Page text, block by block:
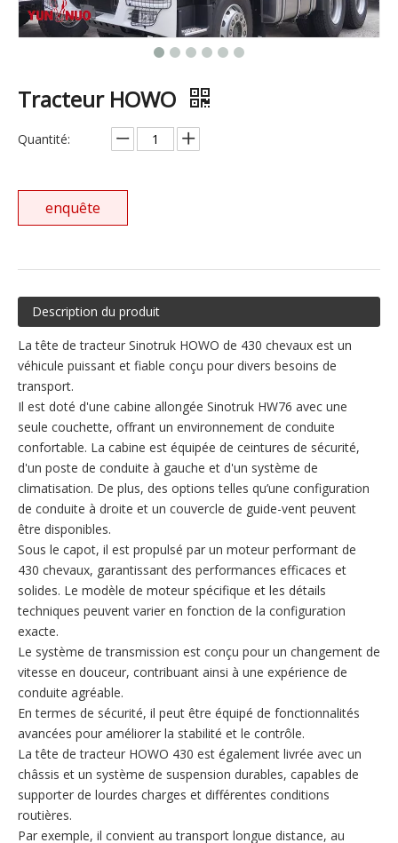
Tracteur HOWO
Quantité:
enquête
Description du produit
La tête de tracteur Sinotruk HOWO de 430 chevaux est un
véhicule puissant et fiable conçu pour divers besoins de
transport.
Il est doté d'une cabine allongée Sinotruk HW76 avec une
seule couchette, offrant un environnement de conduite
confortable. La cabine est équipée de ceintures de sécurité,
d'un poste de conduite à gauche et d'un système de
climatisation. De plus, des options telles qu’une configuration
de conduite à droite et un couvercle de guide-vent peuvent
être disponibles.
Sous le capot, il est propulsé par un moteur performant de
430 chevaux, garantissant des performances efficaces et
solides. Le modèle de moteur spécifique et les détails
techniques peuvent varier en fonction de la configuration
exacte.
Le système de transmission est conçu pour un changement de
vitesse en douceur, contribuant ainsi à une expérience de
conduite agréable.
En termes de sécurité, il peut être équipé de fonctionnalités
avancées pour améliorer la stabilité et le contrôle.
La tête de tracteur HOWO 430 est également livrée avec un
châssis et un système de suspension durables, capables de
supporter de lourdes charges et différentes conditions
routières.
Par exemple, il convient au transport longue distance, au